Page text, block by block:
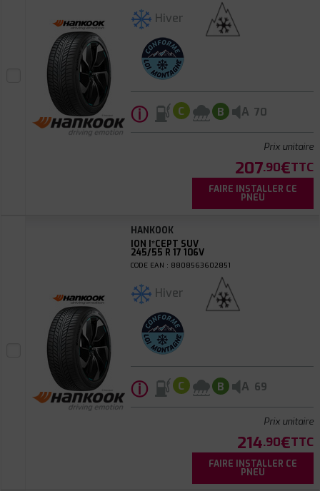
Hiver
ⓘ C B A 70
Prix unitaire
207.90€TTC
FAIRE INSTALLER CE
PNEU
HANKOOK
ION I*CEPT SUV
245/55 R 17 106V
CODE EAN : 8808563602851
Hiver
ⓘ C B A 69
Prix unitaire
214.90€TTC
FAIRE INSTALLER CE
PNEU